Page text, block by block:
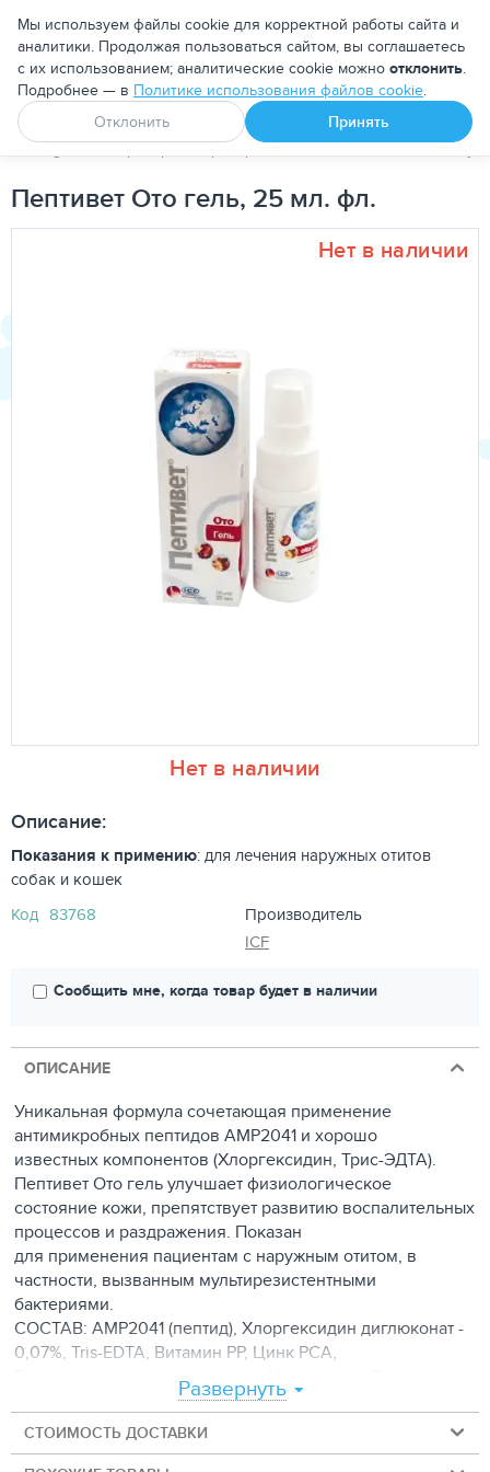
Москва
Апоквел Ветмедин От блох и клещей
PetDog Ветеринарные препараты Капли и лосьоны для
Пептивет Ото гель, 25 мл. фл.
Нет в наличии
Нет в наличии
Описание:
Показания к примению:для лечения наружных отитов
собак и кошек
Код 83768
Производитель
ICF
Сообщить мне, когда товар будет в наличии
ОПИСАНИЕ
Уникальная формула сочетающая применение
антимикробных пептидов AMP2041 и хорошо
известных компонентов (Хлоргексидин, Трис-ЭДТА).
Пептивет Ото гель улучшает физиологическое
состояние кожи, препятствует развитию воспалительных
процессов и раздражения. Показан
для применения пациентам с наружным отитом, в
частности, вызванным мультирезистентными
бактериями.
СОСТАВ: AMP2041 (пептид), Хлоргексидин диглюконат -
0,07%, Tris-EDTA, Витамин PP, Цинк PCA,
Глицерофосфоиноситол лизин, Целлюлоза, Поливинил
пирролидон. Очищенная вода
Показания к применению
Каждые 48 часов, в каждое ухо.. Необходима
Развернуть
СТОИМОСТЬ ДОСТАВКИ
Мы используем файлы cookie для корректной работы сайта и
аналитики. Продолжая пользоваться сайтом, вы соглашаетесь
с их использованием; аналитические cookie можно отклонить.
Подробнее — в Политике использования файлов cookie.
Отклонить
Принять